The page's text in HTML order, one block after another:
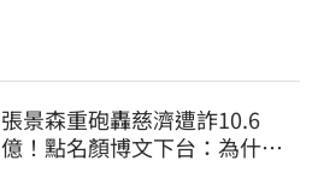
張景森重砲轟慈濟遭詐10.6
億！點名顏博文下台：為什麼